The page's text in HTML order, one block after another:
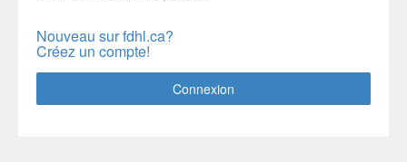
Nouveau sur fdhl.ca?
Créez un compte!
Connexion